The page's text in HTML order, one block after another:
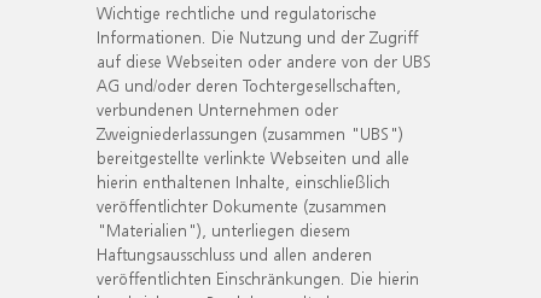
Wichtige rechtliche und regulatorische
Informationen. Die Nutzung und der Zugriff
auf diese Webseiten oder andere von der UBS
AG und/oder deren Tochtergesellschaften,
verbundenen Unternehmen oder
Zweigniederlassungen (zusammen "UBS")
bereitgestellte verlinkte Webseiten und alle
hierin enthaltenen Inhalte, einschließlich
veröffentlichter Dokumente (zusammen
"Materialien"), unterliegen diesem
Haftungsausschluss und allen anderen
veröffentlichten Einschränkungen. Die hierin